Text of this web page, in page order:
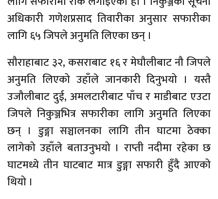
अधिकारी गणेशप्रसाद तिवारीका अनुसार सफारीका
लागि ६५ जिपले अनुमति लिएका छन् ।
सौराहाबाट ३२, कसराबाट १६ र मेघौलीबाट नौ जिपले
अनुमति लिएको उहाँले जानकारी दिनुभयो । यस्तै
उजौलीबाट दुई, अमलटारीबाट पाँच र माडीबाट एउटा
जिपले निकुञ्जभित्र सफारीका लागि अनुमति लिएका
छन् । डुङ्गा सञ्चालनका लागि तीन घाटमा ठेक्का
लागेको उहाँले बताउनुभयो । राप्ती नदीमा रहेका छ
घाटमध्ये तीन घाटबाट मात्र डुङ्गा सफारी हुँदै आएको
थियो ।